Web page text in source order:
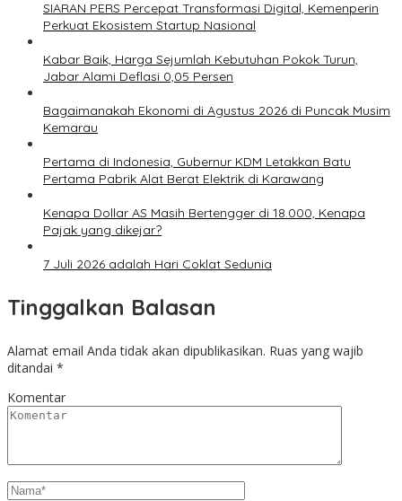
SIARAN PERS Percepat Transformasi Digital, Kemenperin
Perkuat Ekosistem Startup Nasional
Kabar Baik, Harga Sejumlah Kebutuhan Pokok Turun,
Jabar Alami Deflasi 0,05 Persen
Bagaimanakah Ekonomi di Agustus 2026 di Puncak Musim
Kemarau
Pertama di Indonesia, Gubernur KDM Letakkan Batu
Pertama Pabrik Alat Berat Elektrik di Karawang
Kenapa Dollar AS Masih Bertengger di 18.000, Kenapa
Pajak yang dikejar?
7 Juli 2026 adalah Hari Coklat Sedunia
Tinggalkan Balasan
Alamat email Anda tidak akan dipublikasikan. Ruas yang wajib
ditandai *
Komentar